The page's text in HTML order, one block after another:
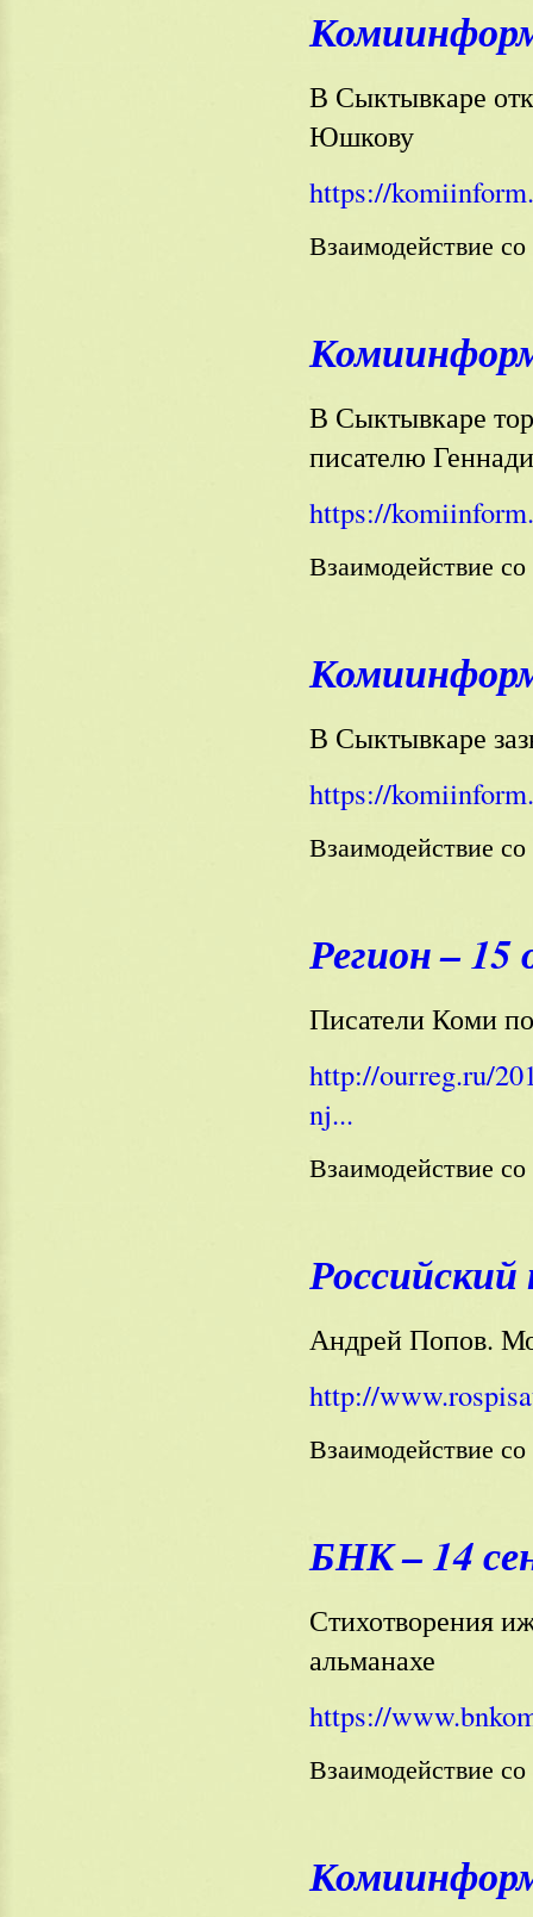
В Сыктывкаре
Юшкову
https://
Взаимодействие
В Сыктывкаре
писателю
https://
Взаимодействие
В Сыктывкаре
https://
Взаимодействие
Регион – 15
Писатели Коми
http://ourreg.ru/
nj...
Взаимодействие
Андрей Попов.
http://
Взаимодействие
БНК – 14
Стихотворения
альманахе
https://
Взаимодействие